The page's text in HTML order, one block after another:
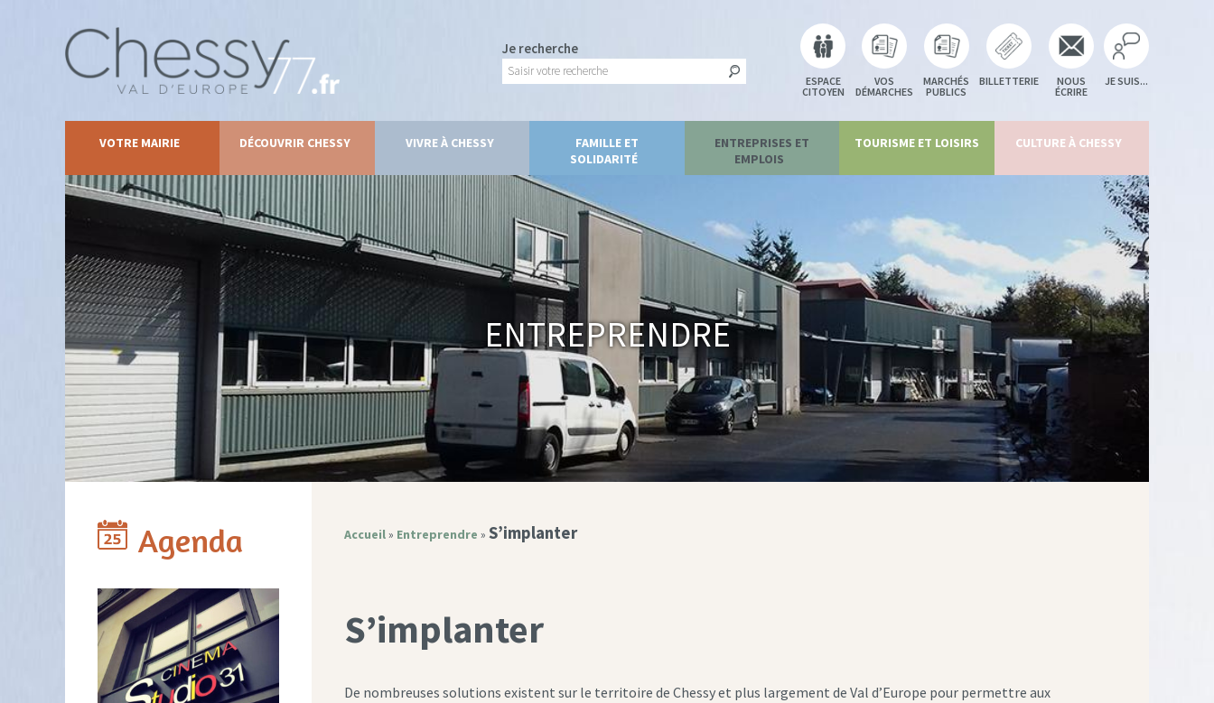
Je recherche
ESPACE
CITOYEN
VOS
DÉMARCHES
MARCHÉS
PUBLICS
BILLETTERIE
NOUS
ÉCRIRE
JE SUIS...
VOTRE MAIRIE DÉCOUVRIR CHESSY VIVRE À CHESSY
FAMILLE ET
SOLIDARITÉ
ENTREPRISES ET
EMPLOIS
TOURISME ET LOISIRS CULTURE À CHESSY
Entreprendre
Agenda Accueil» Entreprendre » S’implanter
S’implanter
De nombreuses solutions existent sur le territoire de Chessy et plus largement de Val d’Europe pour permettre aux